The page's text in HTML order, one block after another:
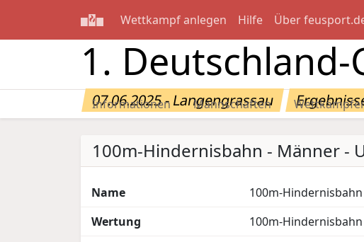
Wettkampf anlegen Hilfe Über
1.
07.06.2025 - Langengrassau
Informationen Mannschaften
100m-Hindernisbahn - Männer -
Name
100m-
Wertung
100m-